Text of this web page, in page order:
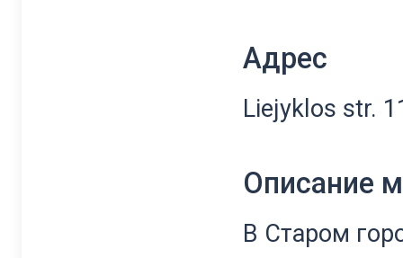
Адрес
Liejyklos str.
Описание
В Старом